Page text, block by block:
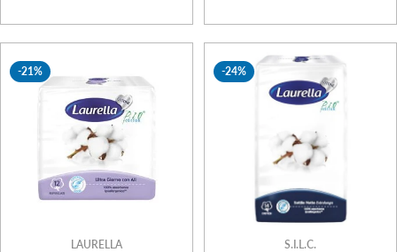
-21%
LAURELLA
-24%
S.I.L.C.